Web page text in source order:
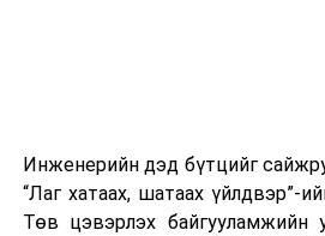
өдөр тутмын ажлын бэлэн
практик ур чадварыг сургалтын
Инженерийн дэд бүтцийг
“Лаг хатаах, шатаах үйлдвэр”-
Төв цэвэрлэх байгууламжийн